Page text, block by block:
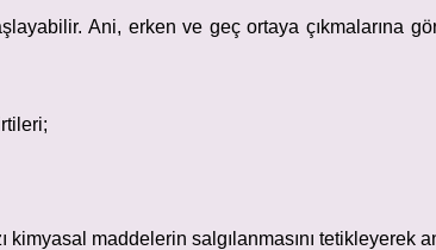
Ani, erken ve geç ortaya çıkmalarına
kimyasal maddelerin salgılanmasını tetikleyerek